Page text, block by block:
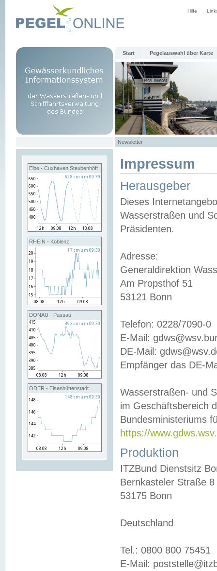
Hilfe
Start Pegelauswahl über Karte
Newsletter
Elbe - Cuxhaven Steubenhöft
RHEIN - Koblenz
DONAU - Passau
ODER - Eisenhüttenstadt
Impressum
Herausgeber
Dieses
Wasserstraßen und
Präsidenten.
Adresse:
Generaldirektion
Am Propsthof 51
53121 Bonn
Telefon: 0228/7090-0
E-Mail:
DE-Mail:
Empfänger das DE-
Wasserstraßen- und
im Geschäftsbereich
Bundesministeriums
https://
Produktion
ITZBund Dienstsitz
Bernkasteler Straße 8
53175 Bonn
Deutschland
Tel.: 0800 800 75451
E-Mail: